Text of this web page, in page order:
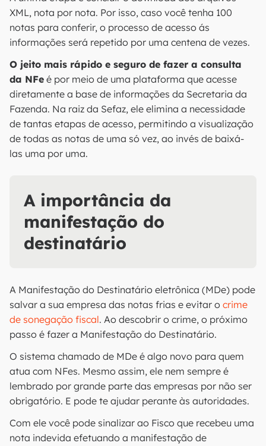
XML, nota por nota. Por isso, caso você tenha 100
notas para conferir, o processo de acesso ás
informações será repetido por uma centena de vezes.
O jeito mais rápido e seguro de fazer a consulta
da NFe é por meio de uma plataforma que acesse
diretamente a base de informações da Secretaria da
Fazenda. Na raiz da Sefaz, ele elimina a necessidade
de tantas etapas de acesso, permitindo a visualização
de todas as notas de uma só vez, ao invés de baixá-
las uma por uma.
A importância da
manifestação do
destinatário
A Manifestação do Destinatário eletrônica (MDe) pode
salvar a sua empresa das notas frias e evitar o crime
de sonegação fiscal. Ao descobrir o crime, o próximo
passo é fazer a Manifestação do Destinatário.
O sistema chamado de MDe é algo novo para quem
atua com NFes. Mesmo assim, ele nem sempre é
lembrado por grande parte das empresas por não ser
obrigatório. E pode te ajudar perante às autoridades.
Com ele você pode sinalizar ao Fisco que recebeu uma
nota indevida efetuando a manifestação de